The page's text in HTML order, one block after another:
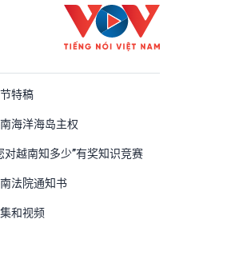
特稿
海洋海岛主权
对越南知多少”有奖知识竞赛
法院通知书
和视频